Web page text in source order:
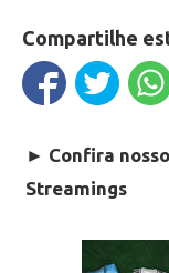
Compartilhe
► Confira
Streamings